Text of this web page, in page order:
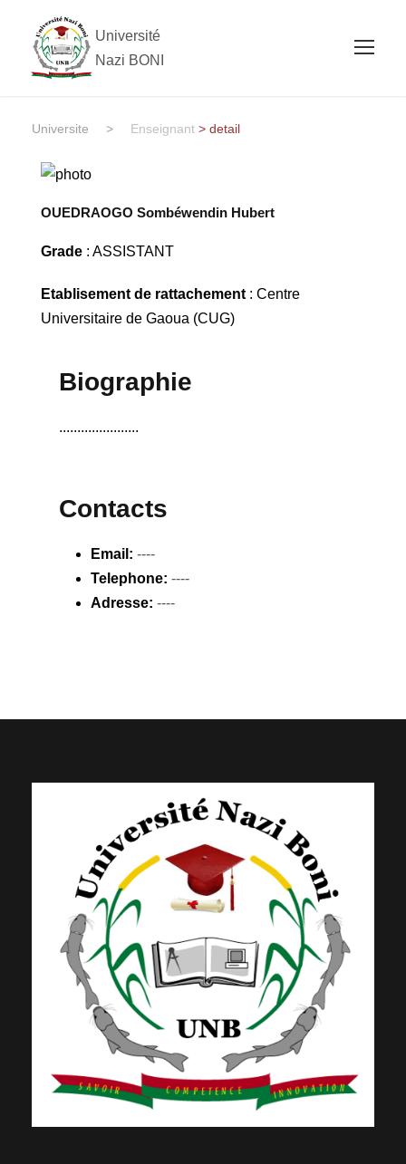
Université
Nazi BONI
Universite > Enseignant > detail
OUEDRAOGO Sombéwendin Hubert
Grade: ASSISTANT
Etablisement de rattachement: Centre
Universitaire de Gaoua (CUG)
Biographie
......................
Contacts
Email: ----
Telephone: ----
Adresse: ----